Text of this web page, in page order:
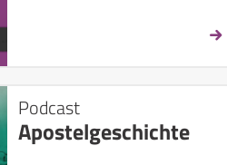
Podcast
Apostelgeschichte